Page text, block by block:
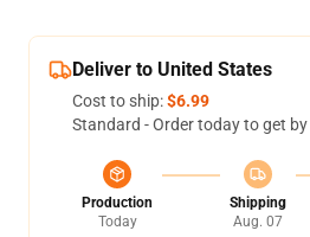
Deliver to United States
Cost to ship:$6.99
Standard - Order today to get by
Production
Today
Shipping
Aug. 07